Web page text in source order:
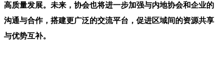
高质量发展。未来，协会也将进一步加强与内地协会和企业的
沟通与合作，搭建更广泛的交流平台，促进区域间的资源共享
与优势互补。